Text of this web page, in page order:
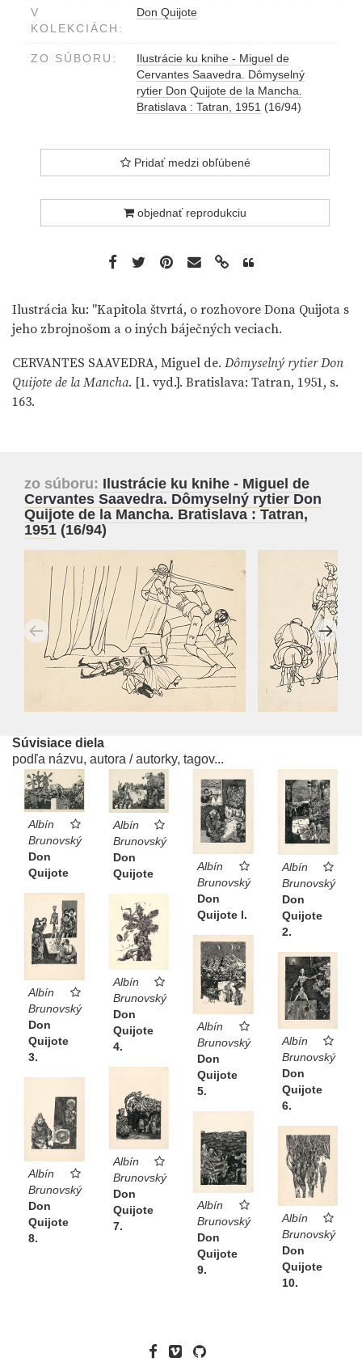
V
KOLEKCIÁCH:
Don Quijote
ZO SÚBORU:
Ilustrácie ku knihe - Miguel de
Cervantes Saavedra. Dômyselný
rytier Don Quijote de la Mancha.
Bratislava : Tatran, 1951 (16/94)
Pridať medzi obľúbené
objednať reprodukciu
Ilustrácia ku: "Kapitola štvrtá, o rozhovore Dona Quijota s
jeho zbrojnošom a o iných báječných veciach.
CERVANTES SAAVEDRA, Miguel de. Dômyselný rytier Don
Quijote de la Mancha. [1. vyd.]. Bratislava: Tatran, 1951, s.
163.
zo súboru: Ilustrácie ku knihe - Miguel de
Cervantes Saavedra. Dômyselný rytier Don
Quijote de la Mancha. Bratislava : Tatran,
1951 (16/94)
Súvisiace diela
podľa názvu, autora / autorky, tagov...
Albín
Brunovský
Don
Quijote
Albín
Brunovský
Don
Quijote
Albín
Brunovský
Don
Quijote l.
Albín
Brunovský
Don
Quijote
2.
Albín
Brunovský
Don
Quijote
3.
Albín
Brunovský
Don
Quijote
4.
Albín
Brunovský
Don
Quijote
5.
Albín
Brunovský
Don
Quijote
6.
Albín
Brunovský
Don
Quijote
7.
Albín
Brunovský
Don
Quijote
8.
Albín
Brunovský
Don
Quijote
9.
Albín
Brunovský
Don
Quijote
10.